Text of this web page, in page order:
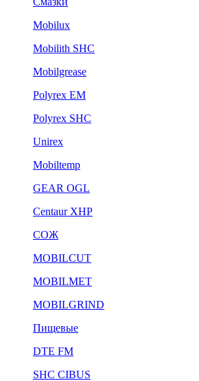
Mobilux
Mobilith SHC
Mobilgrease
Polyrex EM
Polyrex SHC
Unirex
Mobiltemp
GEAR OGL
Centaur XHP
СОЖ
MOBILCUT
MOBILMET
MOBILGRIND
Пищевые
DTE FM
SHC CIBUS